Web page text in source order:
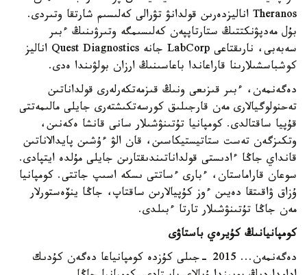
Theranos اناليزدەرىن قولدانۋ تۋرالى كەلىسىم شارتقا وتىردى.
بۇل مەدپۋنكتتىڭ ستارتاپپەن كەلىسىمگە وتىرۋىنىڭ ءبىر
سەبەبى، نارىقتاعى LabCorp جانە Quest Diagnostics اناليز
كوشباسشىلارىنا قاراعاندا باعاسىنىڭ ارزان بولۋىندا ەدى.
دەگەنمەن، ءبىر قىزىعى ونىڭ قىزمەتكەرلەرى قولداناتىن
تەحنولوگيالارى مەن قارجىلىق كورسەتكىشتەرى جايلى مالىمەتتى
قۇپيا ساقتالدى. كومپانيا تۇتىنۋشىلار سانى قانشا ەكەنىن،
وتكىزگەن تەست ستاتيستيكاسىن، قان الۋ ءۇشىن پايدالاناتىن
قانداي جاڭا ءادىستى قولداناتىندىقتارىن جايلى مۇلدە ايتپادى.
سوعان قاراماستان، ءبارى ءساتتى ىسكە اسىپ جاتتى. كومپانيا
ۇزاق ۋاقىتقا دەيىن ءوز كۇپيالارىن ساقتاپ، جاڭا ينۆەستورلار
مەن جاڭا تۇتىنۋشىلار تارتا ءبىلدى.
كومپانيانىڭ كۇيرەي باستاۋى
دەگەنمەن... 2015 -جىلى كۇزدە كومپانياعا دەگەن كۇدىك